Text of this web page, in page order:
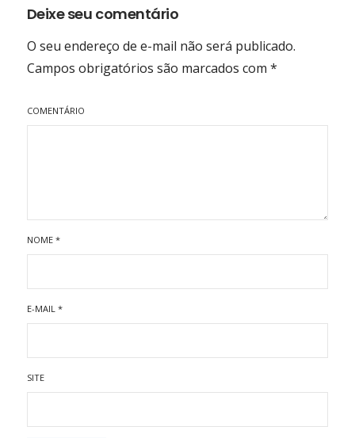
Deixe seu comentário
O seu endereço de e-mail não será publicado.
Campos obrigatórios são marcados com *
COMENTÁRIO
NOME *
E-MAIL *
SITE